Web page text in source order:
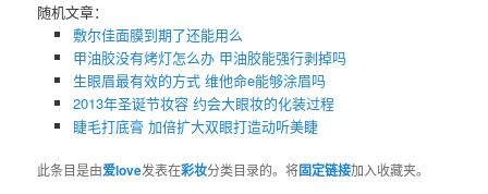
随机文章：
敷尔佳面膜到期了还能用么
甲油胶没有烤灯怎么办 ​甲油胶能强行剥掉吗
生眼眉最有效的方式 维他命e能够涂眉吗
2013年圣诞节妆容 约会大眼妆的化装过程
睫毛打底膏 加倍扩大双眼打造动听美睫
此条目是由爱love发表在彩妆分类目录的。将固定链接加入收藏夹。